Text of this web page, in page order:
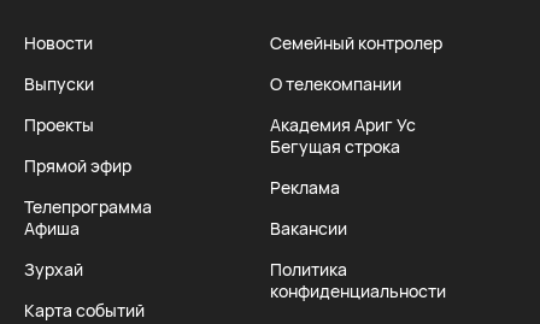
Новости
Выпуски
Проекты
Прямой эфир
Телепрограмма
Афиша
Зурхай
Карта событий
Семейный контролер
О телекомпании
Академия Ариг Ус
Бегущая строка
Реклама
Вакансии
Политика
конфиденциальности